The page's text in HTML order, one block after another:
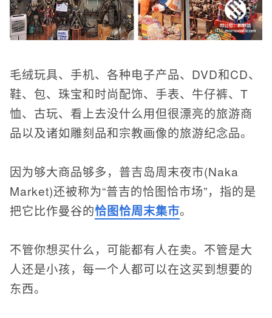
毛绒玩具、手机、各种电子产品、DVD和CD、
鞋、包、珠宝和时尚配饰、手表、牛仔裤、T
恤、古玩、看上去没什么用但很漂亮的旅游商
品以及诸如雕刻品和宗教画像的旅游纪念品。
因为够大商品够多，普吉岛周末夜市(Naka
Market)还被称为“普吉的恰图恰市场”，指的是
把它比作曼谷的恰图恰周末集市。
不管你想买什么，可能都有人在卖。不管是大
人还是小孩，每一个人都可以在这买到想要的
东西。